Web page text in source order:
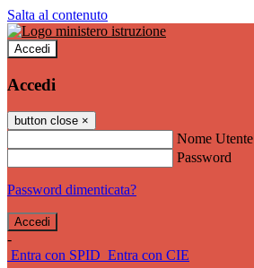
Salta al contenuto
Accedi
Accedi
button close ×
Nome Utente
Password
Password dimenticata?
-
Entra con SPID Entra con CIE